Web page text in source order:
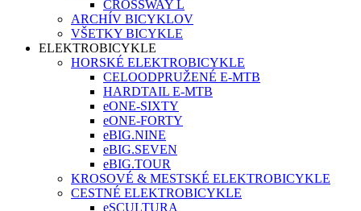
CROSSWAY L
ARCHÍV BICYKLOV
VŠETKY BICYKLE
ELEKTROBICYKLE
HORSKÉ ELEKTROBICYKLE
CELOODPRUŽENÉ E-MTB
HARDTAIL E-MTB
eONE-SIXTY
eONE-FORTY
eBIG.NINE
eBIG.SEVEN
eBIG.TOUR
KROSOVÉ & MESTSKÉ ELEKTROBICYKLE
CESTNÉ ELEKTROBICYKLE
eSCULTURA